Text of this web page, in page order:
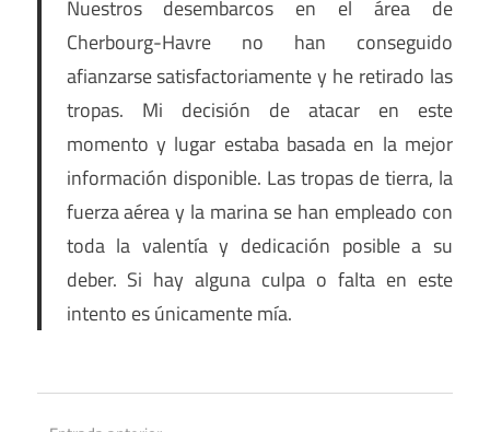
Nuestros desembarcos en el área de
Cherbourg-Havre no han conseguido
afianzarse satisfactoriamente y he retirado las
tropas. Mi decisión de atacar en este
momento y lugar estaba basada en la mejor
información disponible. Las tropas de tierra, la
fuerza aérea y la marina se han empleado con
toda la valentía y dedicación posible a su
deber. Si hay alguna culpa o falta en este
intento es únicamente mía.